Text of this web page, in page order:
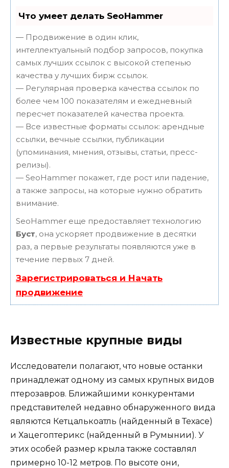
Что умеет делать SeoHammer
— Продвижение в один клик,
интеллектуальный подбор запросов, покупка
самых лучших ссылок с высокой степенью
качества у лучших бирж ссылок.
— Регулярная проверка качества ссылок по
более чем 100 показателям и ежедневный
пересчет показателей качества проекта.
— Все известные форматы ссылок: арендные
ссылки, вечные ссылки, публикации
(упоминания, мнения, отзывы, статьи, пресс-
релизы).
— SeoHammer покажет, где рост или падение,
а также запросы, на которые нужно обратить
внимание.
SeoHammer еще предоставляет технологию
Буст, она ускоряет продвижение в десятки
раз, а первые результаты появляются уже в
течение первых 7 дней.
Зарегистрироваться и Начать
продвижение
Известные крупные виды
Исследователи полагают, что новые останки
принадлежат одному из самых крупных видов
птерозавров. Ближайшими конкурентами
представителей недавно обнаруженного вида
являются Кетцалькоатль (найденный в Техасе)
и Хацегоптерикс (найденный в Румынии). У
этих особей размер крыла также составлял
примерно 10-12 метров. По высоте они,